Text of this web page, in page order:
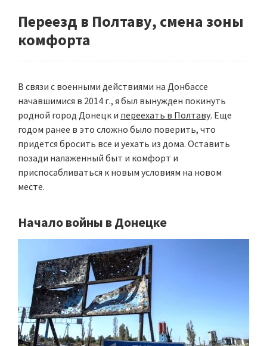
Переезд в Полтаву, смена зоны
комфорта
В связи с военными действиями на Донбассе
начавшимися в 2014 г., я был вынужден покинуть
родной город Донецк и переехать в Полтаву. Еще
годом ранее в это сложно было поверить, что
придется бросить все и уехать из дома. Оставить
позади налаженный быт и комфорт и
приспосабливаться к новым условиям на новом
месте.
Начало войны в Донецке